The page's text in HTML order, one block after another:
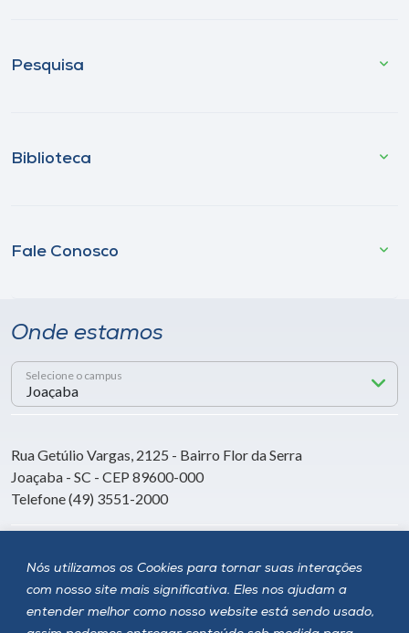
Nós utilizamos os Cookies para tornar suas interações
com nosso site mais significativa. Eles nos ajudam a
entender melhor como nosso website está sendo usado,
Pesquisa
Biblioteca
Fale Conosco
Onde estamos
Selecione o campus
Rua Getúlio Vargas, 2125 - Bairro Flor da Serra
Joaçaba - SC - CEP 89600-000
Telefone (49) 3551-2000
Siga a Unoesc